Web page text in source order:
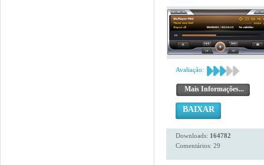
Avaliação:
Mais Informações...
BAIXAR
Downloads: 164782
Comentários: 29